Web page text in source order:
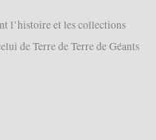
l’histoire et les collections
de Terre de Terre de Géants